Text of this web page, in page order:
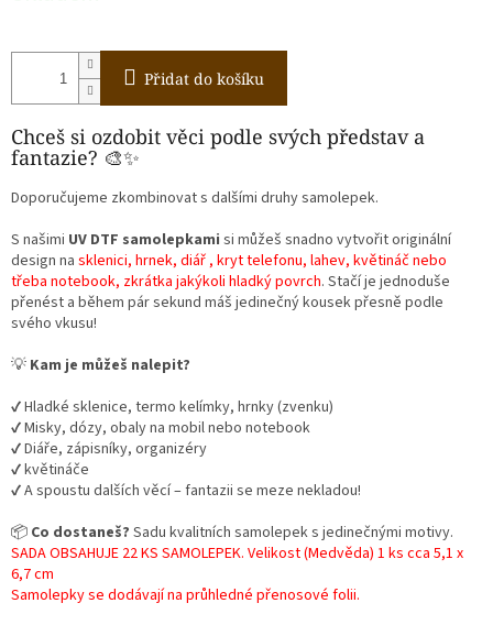
Přidat do košíku
Chceš si ozdobit věci podle svých představ a
fantazie? 🎨✨
Doporučujeme zkombinovat s dalšími druhy samolepek.
S našimi UV DTF samolepkami si můžeš snadno vytvořit originální
design na sklenici, hrnek, diář , kryt telefonu, lahev, květináč nebo
třeba notebook, zkrátka jakýkoli hladký povrch. Stačí je jednoduše
přenést a během pár sekund máš jedinečný kousek přesně podle
svého vkusu!
💡 Kam je můžeš nalepit?
✔️ Hladké sklenice, termo kelímky, hrnky (zvenku)
✔️ Misky, dózy, obaly na mobil nebo notebook
✔️ Diáře, zápisníky, organizéry
✔️ květináče
✔️ A spoustu dalších věcí – fantazii se meze nekladou!
📦 Co dostaneš? Sadu kvalitních samolepek s jedinečnými motivy.
SADA OBSAHUJE 22 KS SAMOLEPEK. Velikost (Medvěda) 1 ks cca 5,1 x
6,7 cm
Samolepky se dodávají na průhledné přenosové folii.